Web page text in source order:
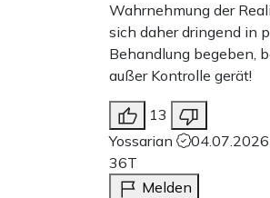
Wahrnehmung der
sich daher dringend in
Behandlung begeben,
außer Kontrolle gerät!
13
Yossarian
36T
Melden